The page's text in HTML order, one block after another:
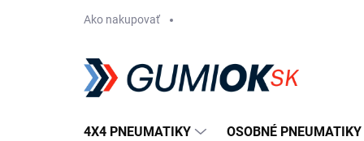
Ako nakupovať
4X4 PNEUMATIKY OSOBNÉ